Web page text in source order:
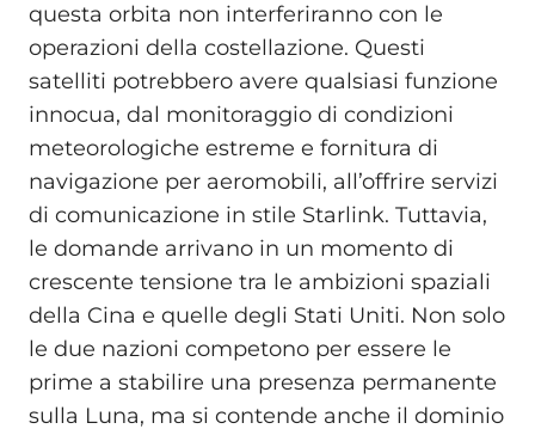
questa orbita non interferiranno con le
operazioni della costellazione. Questi
satelliti potrebbero avere qualsiasi funzione
innocua, dal monitoraggio di condizioni
meteorologiche estreme e fornitura di
navigazione per aeromobili, all’offrire servizi
di comunicazione in stile Starlink. Tuttavia,
le domande arrivano in un momento di
crescente tensione tra le ambizioni spaziali
della Cina e quelle degli Stati Uniti. Non solo
le due nazioni competono per essere le
prime a stabilire una presenza permanente
sulla Luna, ma si contende anche il dominio